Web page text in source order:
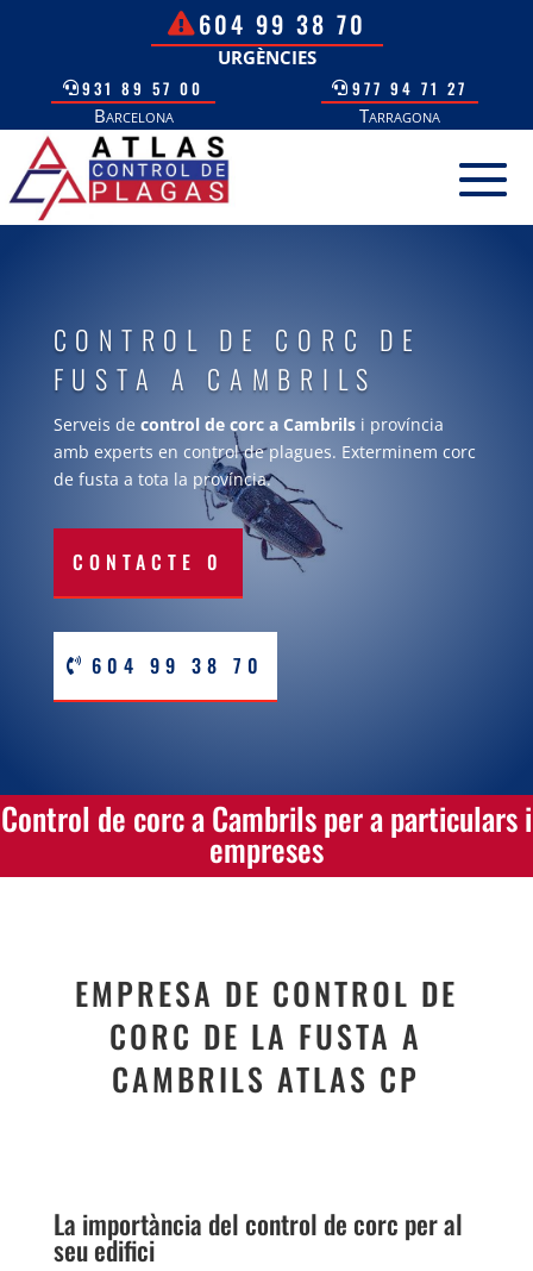
604 99 38 70
URGÈNCIES
931 89 57 00
Barcelona
977 94 71 27
Tarragona
CONTROL DE CORC DE
FUSTA A CAMBRILS
Serveis de control de corc a Cambrils i província
amb experts en control de plagues. Exterminem corc
de fusta a tota la província.
CONTACTE 0
604 99 38 70
Control de corc a Cambrils per a particulars i
empreses
EMPRESA DE CONTROL DE
CORC DE LA FUSTA A
CAMBRILS ATLAS CP
La importància del control de corc per al
seu edifici